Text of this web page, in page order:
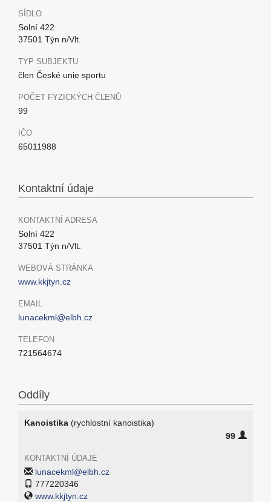
SÍDLO
Solní 422
37501 Týn n/Vlt.
TYP SUBJEKTU
člen České unie sportu
POČET FYZICKÝCH ČLENŮ
99
IČO
65011988
Kontaktní údaje
KONTAKTNÍ ADRESA
Solní 422
37501 Týn n/Vlt.
WEBOVÁ STRÁNKA
www.kkjtyn.cz
EMAIL
lunacekml@elbh.cz
TELEFON
721564674
Oddíly
Kanoistika (rychlostní kanoistika)
99
KONTAKTNÍ ÚDAJE
lunacekml@elbh.cz
777220346
www.kkjtyn.cz